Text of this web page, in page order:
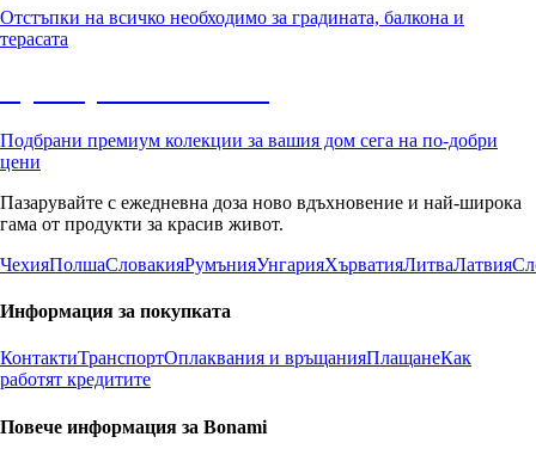
Отстъпки на всичко необходимо за градината, балкона и
терасата
Подбрани премиум колекции за вашия дом сега на по-добри
цени
Пазарувайте с ежедневна доза ново вдъхновение и най-широка
гама от продукти за красив живот.
ЧехияПолшаСловакияРумънияУнгарияХърватияЛитваЛатвия
Информация за покупката
КонтактиТранспортОплаквания и връщанияПлащанеКак
работят кредитите
Повече информация за Bonami